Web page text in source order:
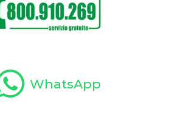
WhatsApp